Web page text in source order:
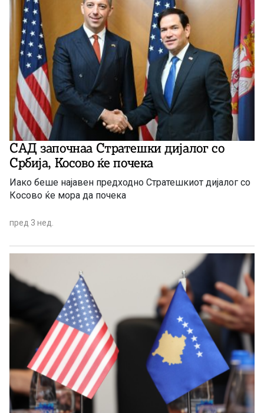
САД започнаа Стратешки дијалог со
Србија, Косово ќе почека
Иако беше најавен предходно Стратешкиот дијалог со
Косово ќе мора да почека
пред 3 нед.